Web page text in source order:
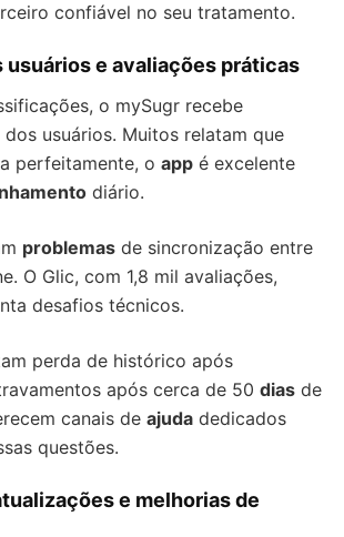
confiável no seu tratamento.
usuários e avaliações práticas
o mySugr recebe
usuários. Muitos relatam que
perfeitamente, o app é excelente
diário.
problemas de sincronização entre
O Glic, com 1,8 mil avaliações,
desafios técnicos.
perda de histórico após
após cerca de 50 dias de
canais de ajuda dedicados
questões.
e melhorias de